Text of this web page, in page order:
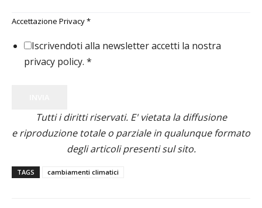
Accettazione Privacy*
Iscrivendoti alla newsletter accetti la nostra
privacy policy. *
Tutti i diritti riservati. E' vietata la diffusione
e riproduzione totale o parziale in qualunque formato
degli articoli presenti sul sito.
TAGS cambiamenti climatici